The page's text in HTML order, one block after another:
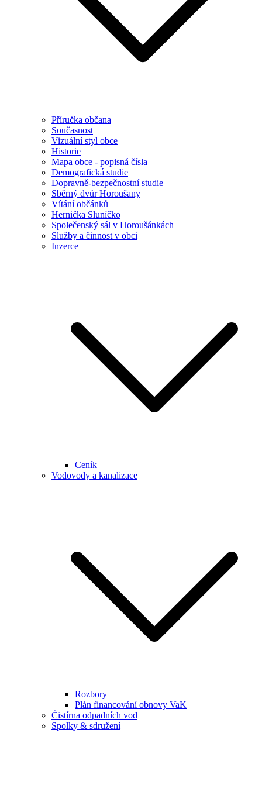
Příručka občana
Současnost
Vizuální styl obce
Historie
Mapa obce - popisná čísla
Demografická studie
Dopravně-bezpečnostní studie
Sběrný dvůr Horoušany
Vítání občánků
Hernička Sluníčko
Společenský sál v Horoušánkách
Služby a činnost v obci
Inzerce
Ceník
Vodovody a kanalizace
Rozbory
Plán financování obnovy VaK
Čistírna odpadních vod
Spolky & sdružení